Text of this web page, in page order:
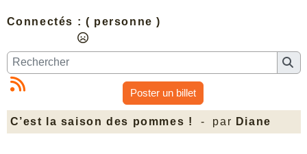
Connectés : ( personne )
Poster un billet
C’est la saison des pommes ! - par Diane